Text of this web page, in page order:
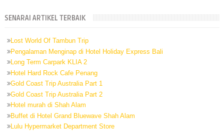
SENARAI ARTIKEL TERBAIK
Lost World Of Tambun Trip
Pengalaman Menginap di Hotel Holiday Express Bali
Long Term Carpark KLIA 2
Hotel Hard Rock Cafe Penang
Gold Coast Trip Australia Part 1
Gold Coast Trip Australia Part 2
Hotel murah di Shah Alam
Buffet di Hotel Grand Bluewave Shah Alam
Lulu Hypermarket Department Store